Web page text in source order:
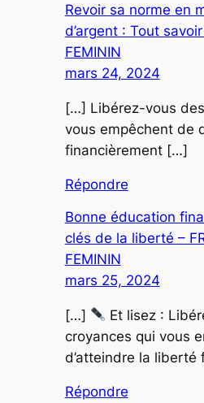
Revoir sa norme en
d’argent : Tout
FEMININ
mars 24, 2024
[…] Libérez-vous
vous empêchent de
financièrement […]
Répondre
Bonne éducation
clés de la liberté –
FEMININ
mars 25, 2024
[…]
Et lisez :
croyances qui vous
d’atteindre la
Répondre